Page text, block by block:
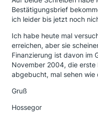
Bestätigungsbrief
ich leider bis jetzt noch
Ich habe heute mal
erreichen, aber sie
Finanzierung ist davon im
November 2004, die
abgebucht, mal sehen wie
Gruß
Hossegor